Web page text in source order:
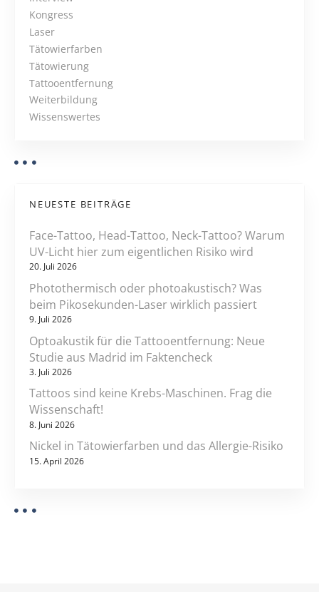
i
d
e
r
d
e
u
e
t
N
a
Kongress
Laser
Tätowierfarben
Tätowierung
Tattooentfernung
Weiterbildung
Wissenswertes
NEUESTE BEITRÄGE
Face-Tattoo, Head-Tattoo, Neck-Tattoo? Warum
UV-Licht hier zum eigentlichen Risiko wird
20. Juli 2026
Photothermisch oder photoakustisch? Was
beim Pikosekunden-Laser wirklich passiert
9. Juli 2026
Optoakustik für die Tattooentfernung: Neue
Studie aus Madrid im Faktencheck
3. Juli 2026
Tattoos sind keine Krebs-Maschinen. Frag die
Wissenschaft!
8. Juni 2026
Nickel in Tätowierfarben und das Allergie-Risiko
15. April 2026